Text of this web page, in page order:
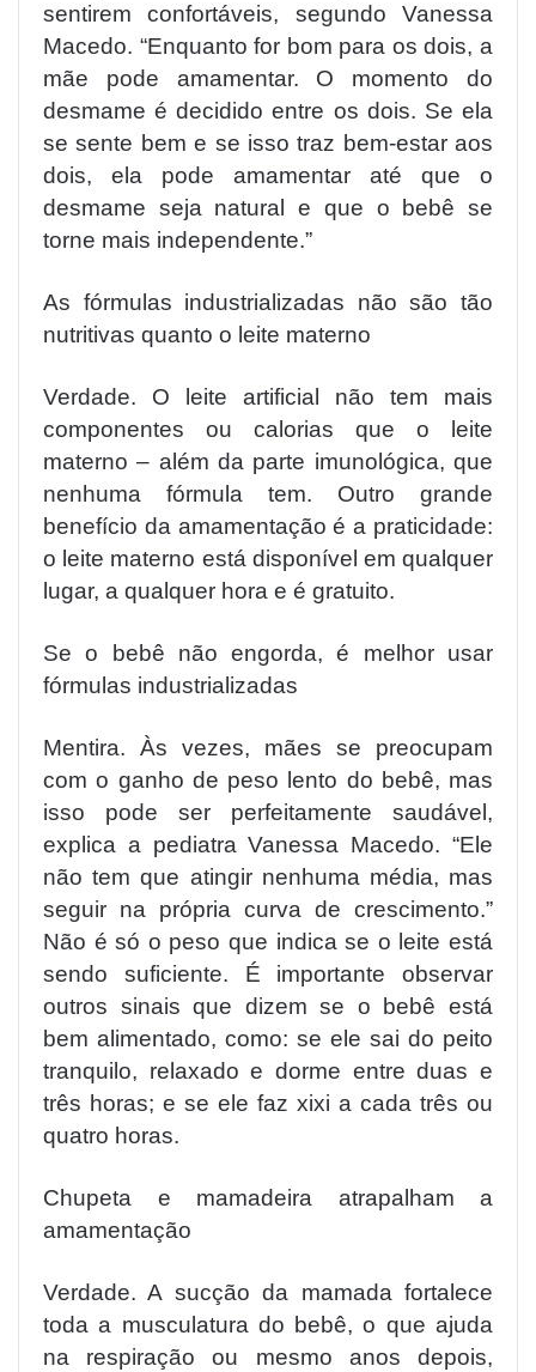
sentirem confortáveis, segundo Vanessa
Macedo. “Enquanto for bom para os dois, a
mãe pode amamentar. O momento do
desmame é decidido entre os dois. Se ela
se sente bem e se isso traz bem-estar aos
dois, ela pode amamentar até que o
desmame seja natural e que o bebê se
torne mais independente.”
As fórmulas industrializadas não são tão
nutritivas quanto o leite materno
Verdade. O leite artificial não tem mais
componentes ou calorias que o leite
materno – além da parte imunológica, que
nenhuma fórmula tem. Outro grande
benefício da amamentação é a praticidade:
o leite materno está disponível em qualquer
lugar, a qualquer hora e é gratuito.
Se o bebê não engorda, é melhor usar
fórmulas industrializadas
Mentira. Às vezes, mães se preocupam
com o ganho de peso lento do bebê, mas
isso pode ser perfeitamente saudável,
explica a pediatra Vanessa Macedo. “Ele
não tem que atingir nenhuma média, mas
seguir na própria curva de crescimento.”
Não é só o peso que indica se o leite está
sendo suficiente. É importante observar
outros sinais que dizem se o bebê está
bem alimentado, como: se ele sai do peito
tranquilo, relaxado e dorme entre duas e
três horas; e se ele faz xixi a cada três ou
quatro horas.
Chupeta e mamadeira atrapalham a
amamentação
Verdade. A sucção da mamada fortalece
toda a musculatura do bebê, o que ajuda
na respiração ou mesmo anos depois,